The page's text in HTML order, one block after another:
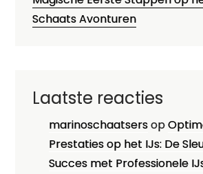
Schaats Avonturen
Laatste reacties
marinoschaatsersop
Prestaties op het IJs: De
Succes met Professionele